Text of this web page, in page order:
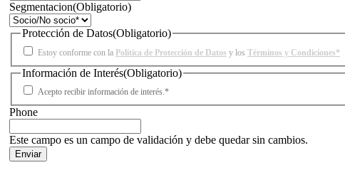
Segmentacion(Obligatorio)
Protección de Datos(Obligatorio)
Estoy conforme con la Política de Protección de Datos y los Términos y Condiciones*
Información de Interés(Obligatorio)
Acepto recibir información de interés.*
Phone
Este campo es un campo de validación y debe quedar sin cambios.